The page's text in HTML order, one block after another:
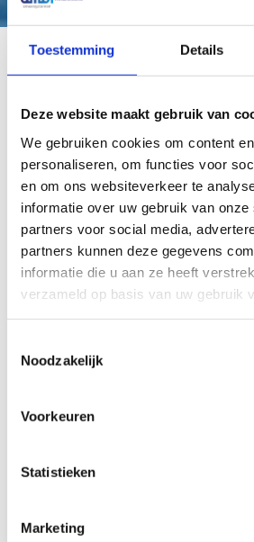
Toestemming Details
Deze website maakt gebruik van
We gebruiken cookies om content
personaliseren, om functies voor
en om ons websiteverkeer te
informatie over uw gebruik van onze
partners voor social media,
partners kunnen deze gegevens
informatie die u aan ze heeft
verzameld op basis van uw gebruik
Noodzakelijk
Voorkeuren
Statistieken
Marketing
Elektrische oliepomp Mato
doseerpistool
In winkelwagen